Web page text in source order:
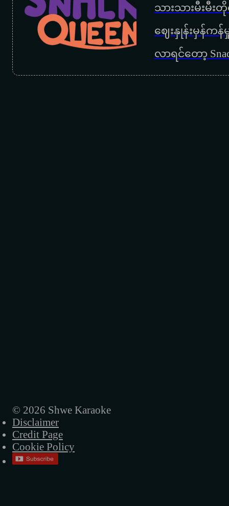
သားသားမီးမီး
ဈေးနှုန်းမှန်က
လာရင်တော့
© 2026 Shwe Karaoke
Disclaimer
Credit Page
Cookie Policy